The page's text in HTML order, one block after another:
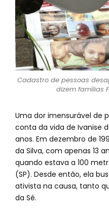
Cadastro de pessoas
dizem famílias
Uma dor imensurável de
conta da vida de Ivanise
anos. Em dezembro de
da Silva, com apenas 13
quando estava a 100
(SP). Desde então, ela
ativista na causa, tanto
da Sé.